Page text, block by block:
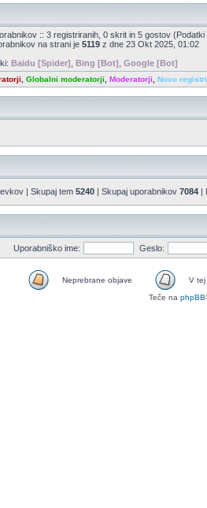
:: 3 registriranih, 0 skrit in 5 gostov
na strani je 5119 z dne 23 Okt 2025, 01:02
Baidu [Spider] Bing [Bot] Google [Bot]
Globalni moderatorji Moderatorji Novo
| Skupaj tem 5240 | Skupaj uporabnikov 7084 |
Uporabniško ime: Geslo:
Neprebrane objave
V tej
Teče na phpBB